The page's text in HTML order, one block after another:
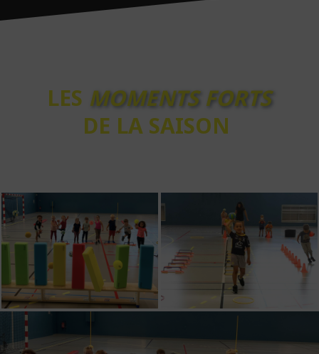
LES MOMENTS FORTS
DE LA SAISON